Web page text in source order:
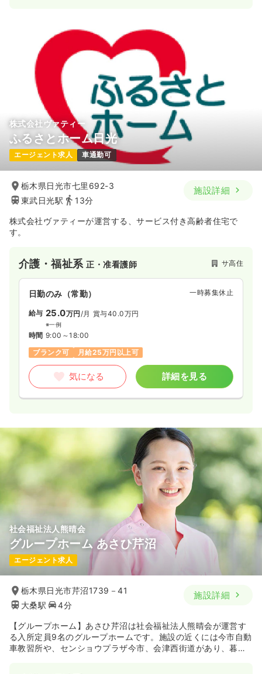
株式会社ヴァティー
ふるさとホーム日光
エージェント求人 車通勤可
栃木県日光市七里692-3
東武日光駅
13分
施設詳細
株式会社ヴァティーが運営する、サービス付き高齢者住宅で
す。
介護・福祉系正・准看護師 サ高住
日勤のみ（常勤） 一時募集休止
給与 25.0万円 /月 賞与40.0万円
※一例
時間 9:00～18:00
ブランク可
月給25万円以上可
気になる 詳細を見る
社会福祉法人熊晴会
グループホーム あさひ芹沼
エージェント求人
栃木県日光市芹沼1739－41
大桑駅
4分
施設詳細
【グループホーム】あさひ芹沼は社会福祉法人熊晴会が運営す
る入所定員9名のグループホームです。施設の近くには今市自動
車教習所や、センショウプラザ今市、会津西街道があり、暮ら